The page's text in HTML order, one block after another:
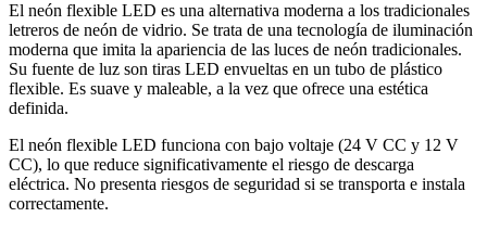
El neón flexible LED es una alternativa moderna a los tradicionales
letreros de neón de vidrio. Se trata de una tecnología de iluminación
moderna que imita la apariencia de las luces de neón tradicionales.
Su fuente de luz son tiras LED envueltas en un tubo de plástico
flexible. Es suave y maleable, a la vez que ofrece una estética
definida.
El neón flexible LED funciona con bajo voltaje (24 V CC y 12 V
CC), lo que reduce significativamente el riesgo de descarga
eléctrica. No presenta riesgos de seguridad si se transporta e instala
correctamente.